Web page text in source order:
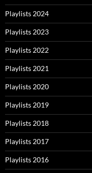
Playlists 2024
Playlists 2023
Playlists 2022
Playlists 2021
Playlists 2020
Playlists 2019
Playlists 2018
Playlists 2017
Playlists 2016